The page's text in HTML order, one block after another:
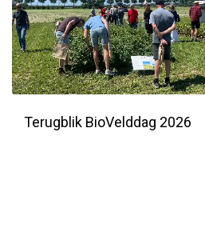
Terugblik BioVelddag 2026